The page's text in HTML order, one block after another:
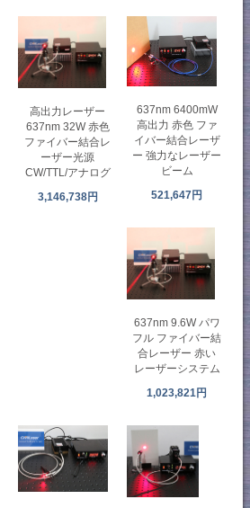
高出力レーザー
637nm 32W 赤色
ファイバー結合レ
ーザー光源
CW/TTL/アナログ
3,146,738円
637nm 6400mW
高出力 赤色 ファ
イバー結合レーザ
ー 強力なレーザー
ビーム
521,647円
637nm 9.6W パワ
フル ファイバー結
合レーザー 赤い
レーザーシステム
1,023,821円